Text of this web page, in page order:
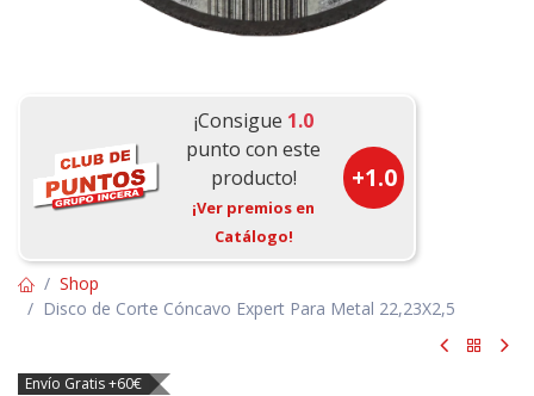
¡Consigue 1.0
punto con este
producto!
¡Ver premios en
Catálogo!
+1.0
Shop
Disco de Corte Cóncavo Expert Para Metal 22,23X2,5
Envío Gratis +60€